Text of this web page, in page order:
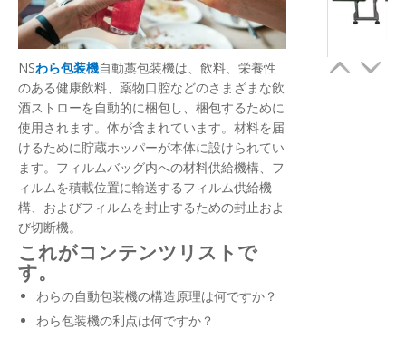
NSわら包装機自動藁包装機は、飲料、栄養性
のある健康飲料、薬物口腔などのさまざまな飲
酒ストローを自動的に梱包し、梱包するために
使用されます。体が含まれています。材料を届
けるために貯蔵ホッパーが本体に設けられてい
ます。フィルムバッグ内への材料供給機構、フ
ィルムを積載位置に輸送するフィルム供給機
構、およびフィルムを封止するための封止およ
び切断機。
これがコンテンツリストで
す。
わらの自動包装機の構造原理は何ですか？
わら包装機の利点は何ですか？